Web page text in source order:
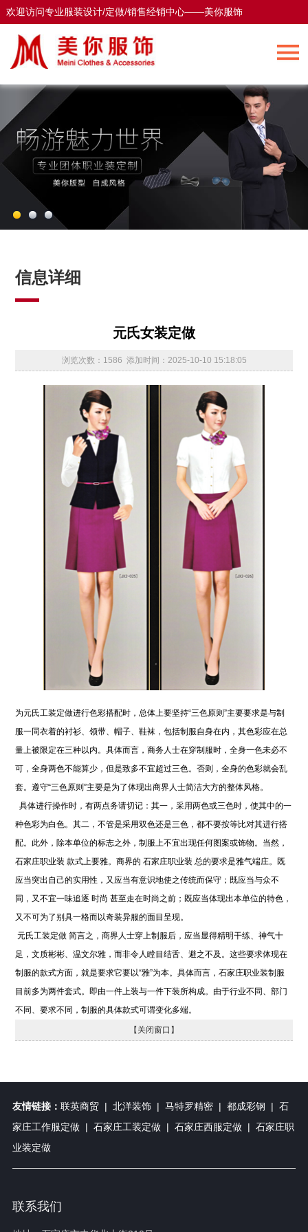
欢迎访问专业服装设计/定做/销售经销中心——美你服饰
欢迎访问专业服装设计/定做/销售经销中心——美你服饰
信息详细
元氏女装定做
浏览次数：1586 添加时间：2025-10-10 15:18:05
为元氏工装定做进行色彩搭配时，总体上要坚持“三色原则”主要要求是与制
服一同衣着的衬衫、领带、帽子、鞋袜，包括制服自身在内，其色彩应在总
量上被限定在三种以内。具体而言，商务人士在穿制服时，全身一色未必不
可，全身两色不能算少，但是致多不宜超过三色。否则，全身的色彩就会乱
套。遵守“三色原则”主要是为了体现出商界人士简洁大方的整体风格。
具体进行操作时，有两点务请切记：其一，采用两色或三色时，使其中的一
种色彩为白色。其二，不管是采用双色还是三色，都不要按等比对其进行搭
配。此外，除本单位的标志之外，制服上不宜出现任何图案或饰物。当然，
石家庄职业装 款式上要雅。商界的 石家庄职业装 总的要求是雅气端庄。既
应当突出自己的实用性，又应当有意识地使之传统而保守；既应当与众不
同，又不宜一味追逐 时尚 甚至走在时尚之前；既应当体现出本单位的特色，
又不可为了别具一格而以奇装异服的面目呈现。
元氏工装定做 简言之，商界人士穿上制服后，应当显得精明干练、神气十
足，文质彬彬、温文尔雅，而非令人瞠目结舌、避之不及。这些要求体现在
制服的款式方面，就是要求它要以“雅”为本。具体而言，石家庄职业装制服
目前多为两件套式。即由一件上装与一件下装所构成。由于行业不同、部门
不同、要求不同，制服的具体款式可谓变化多端。
【关闭窗口】
友情链接： 联英商贸| 北洋装饰| 马特罗精密| 都成彩钢 | 石
家庄工作服定做| 石家庄工装定做| 石家庄西服定做| 石家庄职
业装定做
联系我们